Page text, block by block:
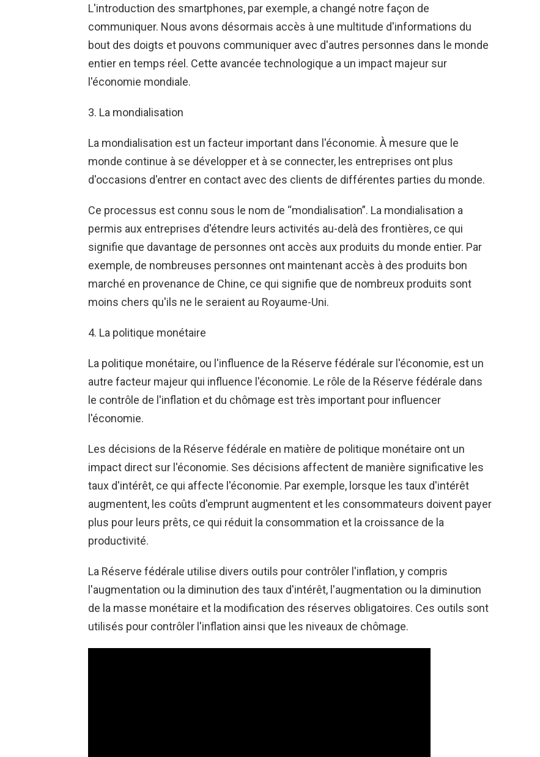
L'introduction des smartphones, par exemple, a changé notre façon de
communiquer. Nous avons désormais accès à une multitude d'informations du
bout des doigts et pouvons communiquer avec d'autres personnes dans le monde
entier en temps réel. Cette avancée technologique a un impact majeur sur
l'économie mondiale.
3. La mondialisation
La mondialisation est un facteur important dans l'économie. À mesure que le
monde continue à se développer et à se connecter, les entreprises ont plus
d'occasions d'entrer en contact avec des clients de différentes parties du monde.
Ce processus est connu sous le nom de “mondialisation”. La mondialisation a
permis aux entreprises d'étendre leurs activités au-delà des frontières, ce qui
signifie que davantage de personnes ont accès aux produits du monde entier. Par
exemple, de nombreuses personnes ont maintenant accès à des produits bon
marché en provenance de Chine, ce qui signifie que de nombreux produits sont
moins chers qu'ils ne le seraient au Royaume-Uni.
4. La politique monétaire
La politique monétaire, ou l'influence de la Réserve fédérale sur l'économie, est un
autre facteur majeur qui influence l'économie. Le rôle de la Réserve fédérale dans
le contrôle de l'inflation et du chômage est très important pour influencer
l'économie.
Les décisions de la Réserve fédérale en matière de politique monétaire ont un
impact direct sur l'économie. Ses décisions affectent de manière significative les
taux d'intérêt, ce qui affecte l'économie. Par exemple, lorsque les taux d'intérêt
augmentent, les coûts d'emprunt augmentent et les consommateurs doivent payer
plus pour leurs prêts, ce qui réduit la consommation et la croissance de la
productivité.
La Réserve fédérale utilise divers outils pour contrôler l'inflation, y compris
l'augmentation ou la diminution des taux d'intérêt, l'augmentation ou la diminution
de la masse monétaire et la modification des réserves obligatoires. Ces outils sont
utilisés pour contrôler l'inflation ainsi que les niveaux de chômage.